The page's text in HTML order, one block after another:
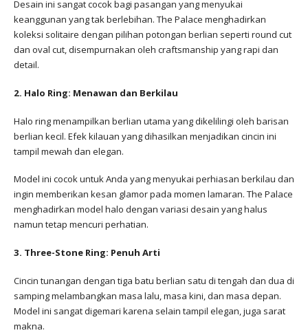
Desain ini sangat cocok bagi pasangan yang menyukai
keanggunan yang tak berlebihan. The Palace menghadirkan
koleksi solitaire dengan pilihan potongan berlian seperti round cut
dan oval cut, disempurnakan oleh craftsmanship yang rapi dan
detail.
2. Halo Ring: Menawan dan Berkilau
Halo ring menampilkan berlian utama yang dikelilingi oleh barisan
berlian kecil. Efek kilauan yang dihasilkan menjadikan cincin ini
tampil mewah dan elegan.
Model ini cocok untuk Anda yang menyukai perhiasan berkilau dan
ingin memberikan kesan glamor pada momen lamaran. The Palace
menghadirkan model halo dengan variasi desain yang halus
namun tetap mencuri perhatian.
3. Three-Stone Ring: Penuh Arti
Cincin tunangan dengan tiga batu berlian satu di tengah dan dua di
samping melambangkan masa lalu, masa kini, dan masa depan.
Model ini sangat digemari karena selain tampil elegan, juga sarat
makna.